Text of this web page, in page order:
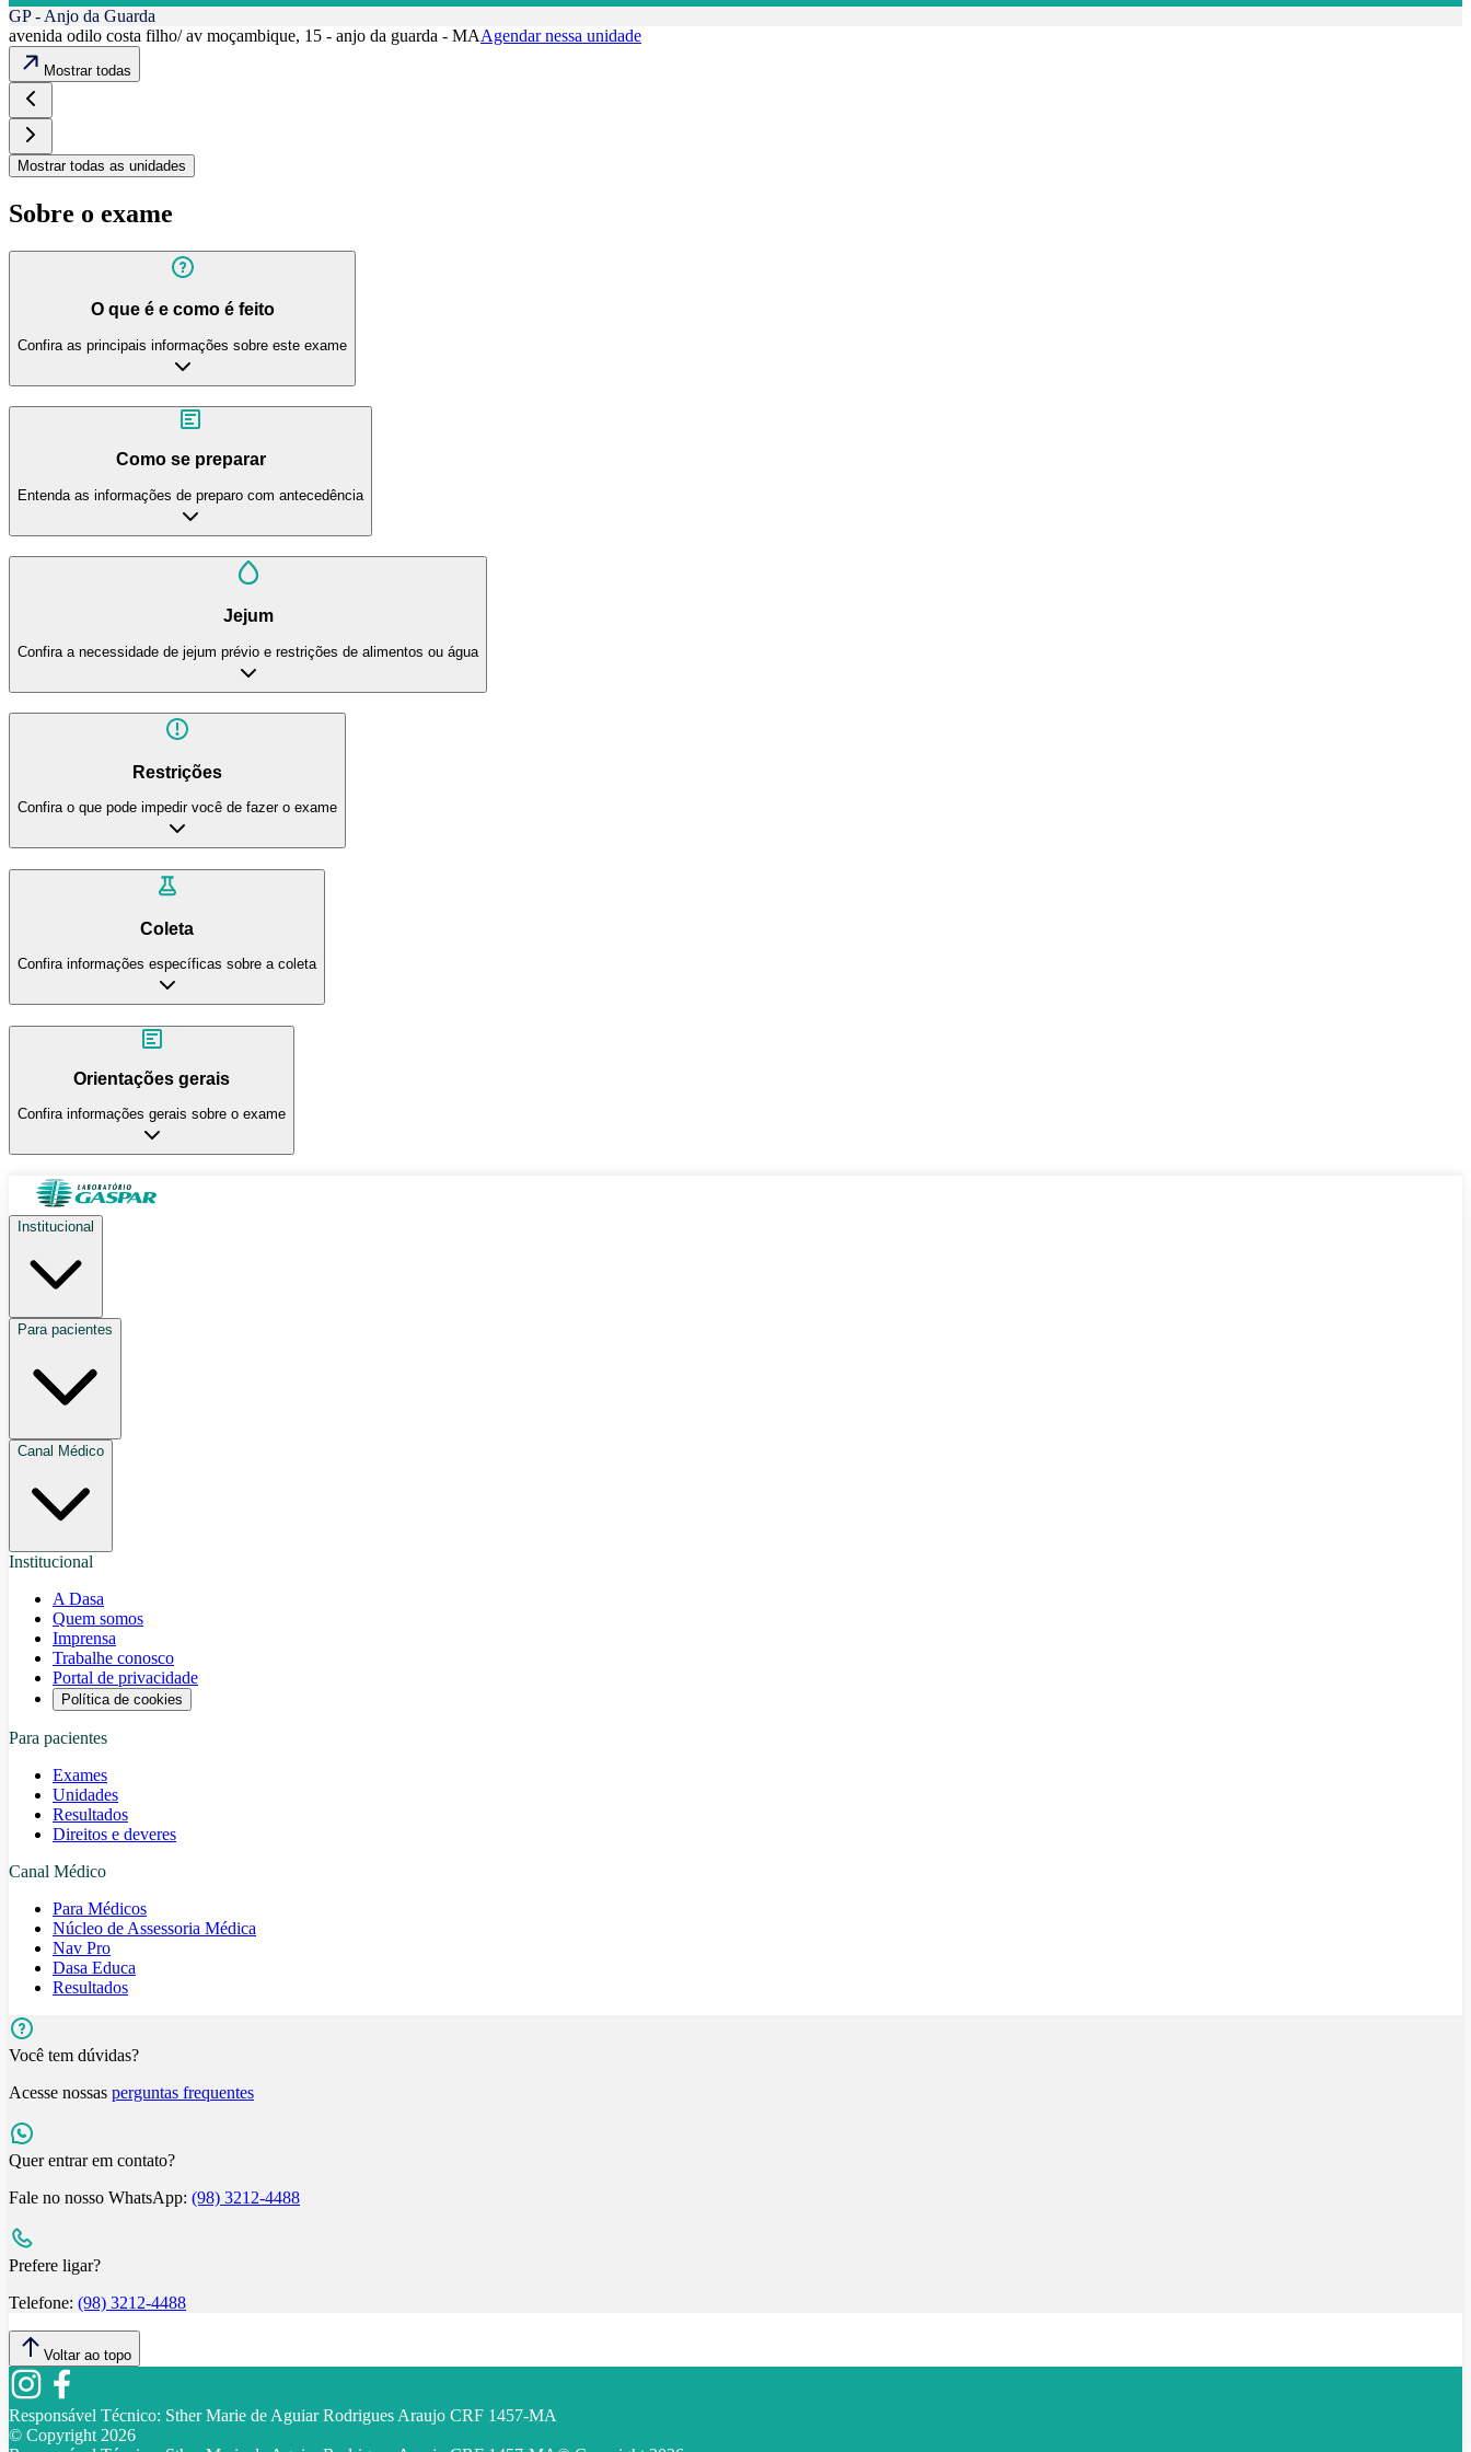
GP - Anjo da Guarda
avenida odilo costa filho/ av moçambique, 15 - anjo da guarda - MAAgendar nessa unidade
Mostrar todas
Mostrar todas as unidades
Sobre o exame
O que é e como é feito
Confira as principais informações sobre este exame
Como se preparar
Entenda as informações de preparo com antecedência
Jejum
Confira a necessidade de jejum prévio e restrições de alimentos ou água
Restrições
Confira o que pode impedir você de fazer o exame
Coleta
Confira informações específicas sobre a coleta
Orientações gerais
Confira informações gerais sobre o exame
Institucional
Para pacientes
Canal Médico
Institucional
A Dasa
Quem somos
Imprensa
Trabalhe conosco
Portal de privacidade
Política de cookies
Para pacientes
Exames
Unidades
Resultados
Direitos e deveres
Canal Médico
Para Médicos
Núcleo de Assessoria Médica
Nav Pro
Dasa Educa
Resultados
Você tem dúvidas?
Acesse nossas perguntas frequentes
Quer entrar em contato?
Fale no nosso WhatsApp: (98) 3212-4488
Prefere ligar?
Telefone: (98) 3212-4488
Voltar ao topo
Responsável Técnico: Sther Marie de Aguiar Rodrigues Araujo CRF 1457-MA
© Copyright 2026